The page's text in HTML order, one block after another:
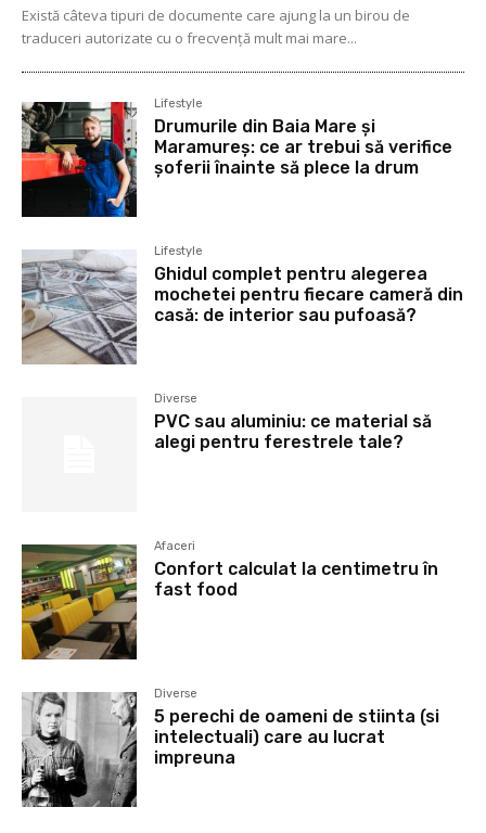
Există câteva tipuri de documente care ajung la un birou de
traduceri autorizate cu o frecvență mult mai mare...
Lifestyle
Drumurile din Baia Mare și
Maramureș: ce ar trebui să verifice
șoferii înainte să plece la drum
Lifestyle
Ghidul complet pentru alegerea
mochetei pentru fiecare cameră din
casă: de interior sau pufoasă?
Diverse
PVC sau aluminiu: ce material să
alegi pentru ferestrele tale?
Afaceri
Confort calculat la centimetru în
fast food
Diverse
5 perechi de oameni de stiinta (si
intelectuali) care au lucrat
impreuna